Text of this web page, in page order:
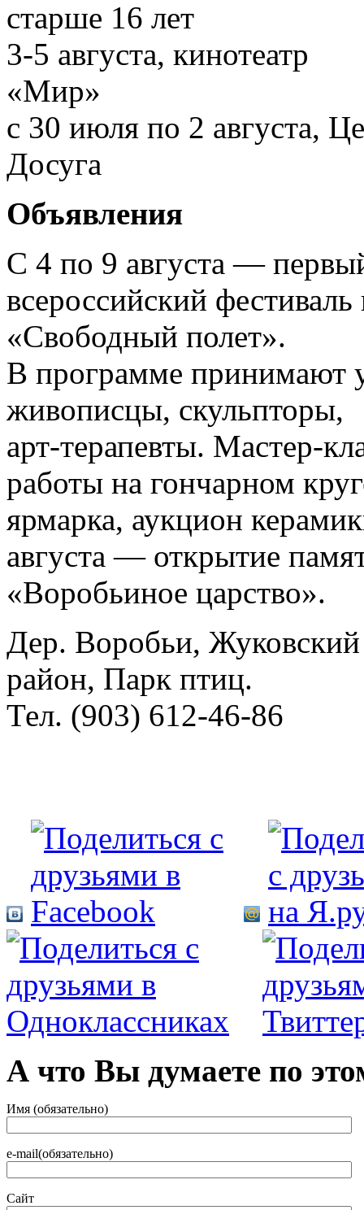
старше 16 лет
3-5 августа, кинотеатр
«Мир»
с 30 июля по 2 августа,
Досуга
Объявления
С 4 по 9 августа —
всероссийский фестиваль
«Свободный полет».
В программе принимают
живописцы, скульпторы,
арт-терапевты. Мастер-
работы на гончарном
ярмарка, аукцион
августа — открытие
«Воробьиное царство».
Дер. Воробьи, Жуковский
район, Парк птиц.
Тел. (903) 612-46-86
А что Вы думаете по
Имя (обязательно)
e-mail(обязательно)
Сайт